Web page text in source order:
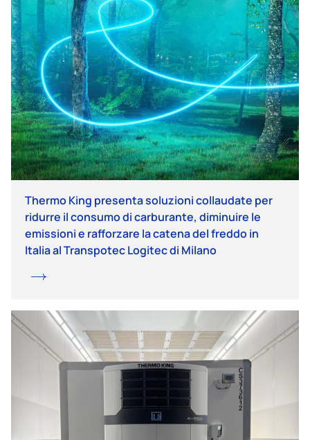
Thermo King presenta soluzioni collaudate per
ridurre il consumo di carburante, diminuire le
emissioni e rafforzare la catena del freddo in
Italia al Transpotec Logitec di Milano